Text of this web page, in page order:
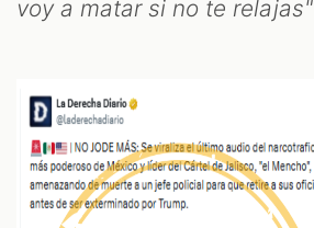
voy a matar si no te relajas"